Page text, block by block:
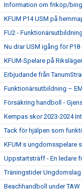
Information om friköp/
KFUM P14 USM på
FU2 -
Nu drar USM igång för
KFUM-Spelare på
Erbjudande från
Funktionärsutbildning –
Försäkring handboll -
Kempas skor 2023-2024
Tack för hjälpen som
KFUM:s ungdomsspelare
Uppstartsträff - En ledare
Träningstider Ungdomslag
Beachhandboll under TAW